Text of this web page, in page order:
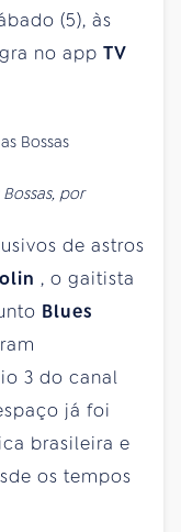
(5), às
no app TV
por
de astros
, o gaitista
Blues
3 do canal
já foi
brasileira e
os tempos